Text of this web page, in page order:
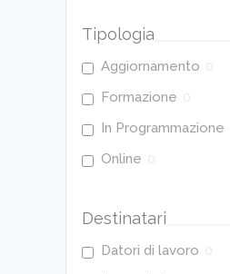
Tipologia
Aggiornamento 0
Formazione 0
In Programmazione
Online 0
Destinatari
Datori di lavoro 0